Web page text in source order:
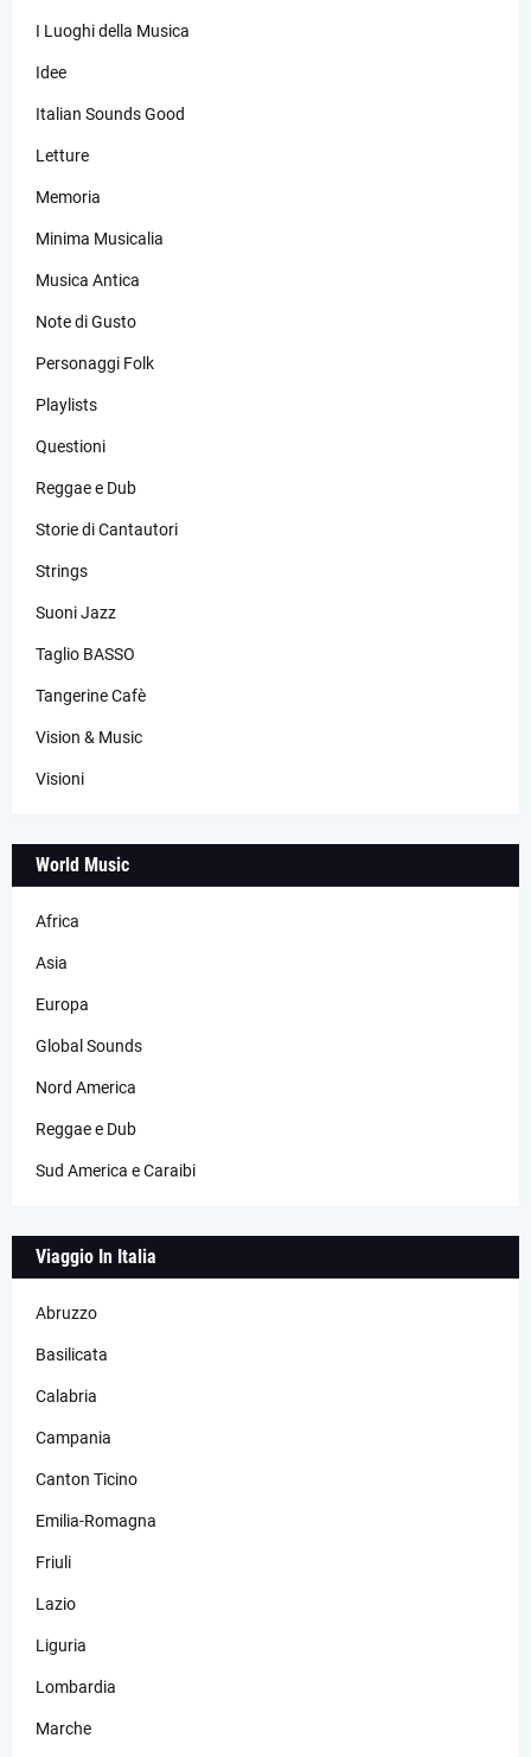
I Luoghi della Musica
Idee
Italian Sounds Good
Letture
Memoria
Minima Musicalia
Musica Antica
Note di Gusto
Personaggi Folk
Playlists
Questioni
Reggae e Dub
Storie di Cantautori
Strings
Suoni Jazz
Taglio BASSO
Tangerine Cafè
Vision & Music
Visioni
World Music
Africa
Asia
Europa
Global Sounds
Nord America
Reggae e Dub
Sud America e Caraibi
Viaggio In Italia
Abruzzo
Basilicata
Calabria
Campania
Canton Ticino
Emilia-Romagna
Friuli
Lazio
Liguria
Lombardia
Marche